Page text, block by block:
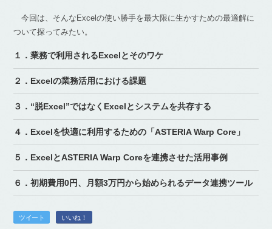
今回は、そんなExcelの使い勝手を最大限に生かすための最適解に
ついて探ってみたい。
１．業務で利用されるExcelとそのワケ
２．Excelの業務活用における課題
３．“脱Excel”ではなくExcelとシステムを共存する
４．Excelを快適に利用するための「ASTERIA Warp Core」
５．ExcelとASTERIA Warp Coreを連携させた活用事例
６．初期費用0円、月額3万円から始められるデータ連携ツール
ツイート いいね！